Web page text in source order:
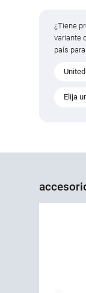
¿Tiene
variante
país
Elija